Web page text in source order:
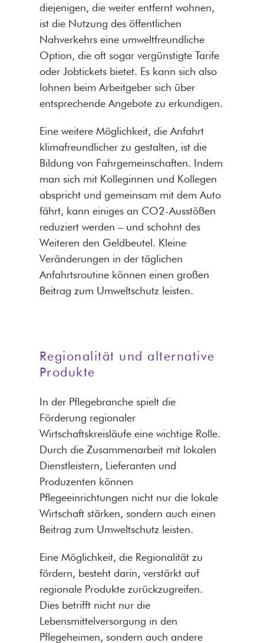
diejenigen, die weiter entfernt wohnen,
ist die Nutzung des öffentlichen
Nahverkehrs eine umweltfreundliche
Option, die oft sogar vergünstigte Tarife
oder Jobtickets bietet. Es kann sich also
lohnen beim Arbeitgeber sich über
entsprechende Angebote zu erkundigen.
Eine weitere Möglichkeit, die Anfahrt
klimafreundlicher zu gestalten, ist die
Bildung von Fahrgemeinschaften. Indem
man sich mit Kolleginnen und Kollegen
abspricht und gemeinsam mit dem Auto
fährt, kann einiges an CO2-Ausstößen
reduziert werden – und schohnt des
Weiteren den Geldbeutel. Kleine
Veränderungen in der täglichen
Anfahrtsroutine können einen großen
Beitrag zum Umweltschutz leisten.
Regionalität und alternative
Produkte
In der Pflegebranche spielt die
Förderung regionaler
Wirtschaftskreisläufe eine wichtige Rolle.
Durch die Zusammenarbeit mit lokalen
Dienstleistern, Lieferanten und
Produzenten können
Pflegeeinrichtungen nicht nur die lokale
Wirtschaft stärken, sondern auch einen
Beitrag zum Umweltschutz leisten.
Eine Möglichkeit, die Regionalität zu
fördern, besteht darin, verstärkt auf
regionale Produkte zurückzugreifen.
Dies betrifft nicht nur die
Lebensmittelversorgung in den
Pflegeheimen, sondern auch andere